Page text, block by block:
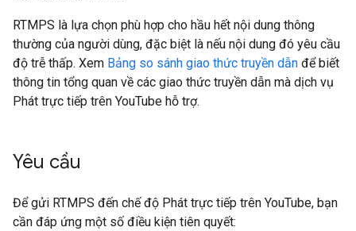
RTMPS là lựa chọn phù hợp cho hầu hết nội dung thông
thường của người dùng, đặc biệt là nếu nội dung đó yêu cầu
độ trễ thấp. Xem Bảng so sánh giao thức truyền dẫn để biết
thông tin tổng quan về các giao thức truyền dẫn mà dịch vụ
Phát trực tiếp trên YouTube hỗ trợ.
Yêu cầu
Để gửi RTMPS đến chế độ Phát trực tiếp trên YouTube, bạn
cần đáp ứng một số điều kiện tiên quyết: